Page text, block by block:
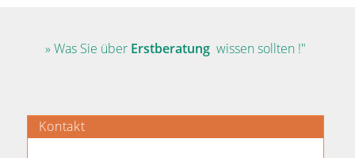
» Was Sie über Erstberatungwissen sollten !"
Kontakt